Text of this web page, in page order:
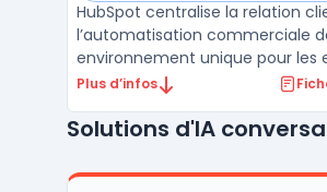
HubSpot centralise la relation
l’automatisation commerciale
environnement unique pour les
de toute taille. La plateforme
client et opérations qui
support, ...
Plus d’infos
Solutions d'IA